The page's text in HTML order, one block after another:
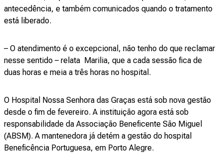
antecedência, e também comunicados quando o tratamento
está liberado.
– O atendimento é o excepcional, não tenho do que reclamar
nesse sentido – relata Marilia, que a cada sessão fica de
duas horas e meia a três horas no hospital.
O Hospital Nossa Senhora das Graças está sob nova gestão
desde o fim de fevereiro. A instituição agora está sob
responsabilidade da Associação Beneficente São Miguel
(ABSM). A mantenedora já detém a gestão do hospital
Beneficência Portuguesa, em Porto Alegre.